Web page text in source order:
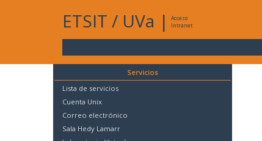
ETSIT / UVa |
Acceso
Intranet
Servicios
Lista de servicios
Cuenta Unix
Correo electrónico
Sala Hedy Lamarr